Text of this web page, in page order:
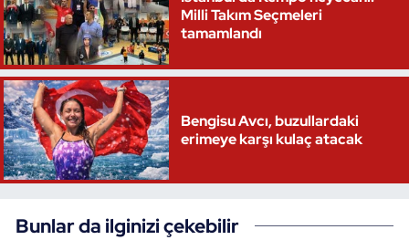
Milli Takım Seçmeleri
tamamlandı
Bengisu Avcı, buzullardaki
erimeye karşı kulaç atacak
Bunlar da ilginizi çekebilir
Triatlon
Voleybol
Vücut Geliştirme Fitness
Wushu Kungfu
Yelken